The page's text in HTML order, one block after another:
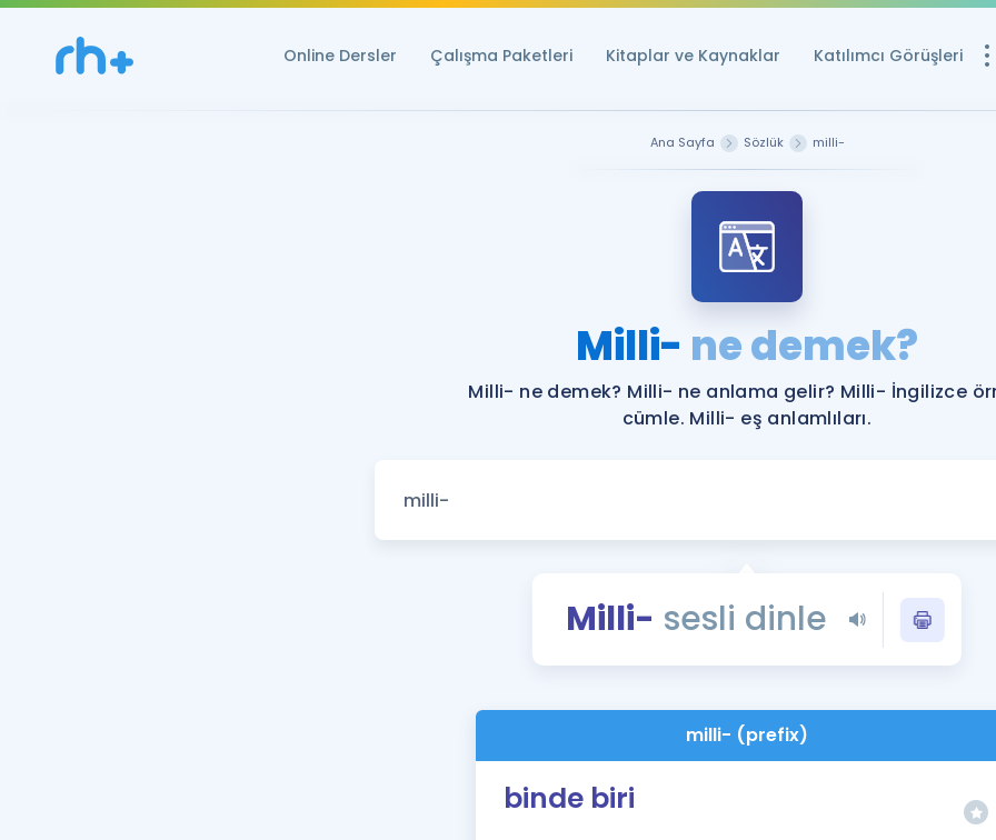
Online Dersler Çalışma Paketleri Kitaplar ve Kaynaklar Katılımcı Görüşleri
YDS ve YÖKDİL
Rehberlik Aracı
YDS ve YÖKDİL'e
Tüm ÖSYM
YDS - YÖKDİL
İngilizce Gramer
Ana Sayfa Sözlük milli-
Milli- ne demek?
Milli- ne demek? Milli- ne anlama gelir? Milli- İngilizce
cümle. Milli- eş anlamlıları.
Milli- sesli dinle
milli- (prefix)
binde biri